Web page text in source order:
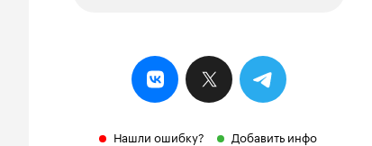
Нашли ошибку? Добавить инфо